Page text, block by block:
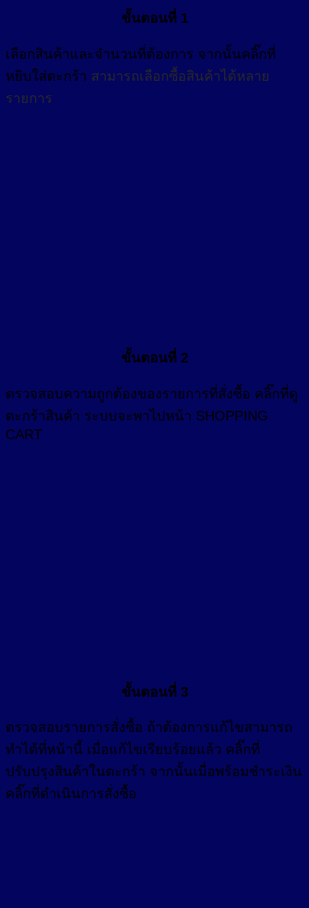
ขั้นตอนที่ 1
เลือกสินค้าและจำนวนที่ต้องการ จากนั้นคลิ๊กที่
หยิบใส่ตะกร้า สามารถเลือกซื้อสินค้าได้หลาย
รายการ
ขั้นตอนที่ 2
ตรวจสอบความถูกต้องของรายการที่สั่งซื้อ คลิ๊กที่ดู
ตะกร้าสินค้า ระบบจะพาไปหน้า SHOPPING
CART
ขั้นตอนที่ 3
ตรวจสอบรายการสั่งซื้อ ถ้าต้องการแก้ไขสามารถ
ทำได้ที่หน้านี้ เมื่อแก้ไขเรียบร้อยแล้ว คลิ๊กที่
ปรับปรุงสินค้าในตะกร้า จากนั้นเมื่อพร้อมชำระเงิน
คลิ๊กที่ดำเนินการสั่งซื้อ